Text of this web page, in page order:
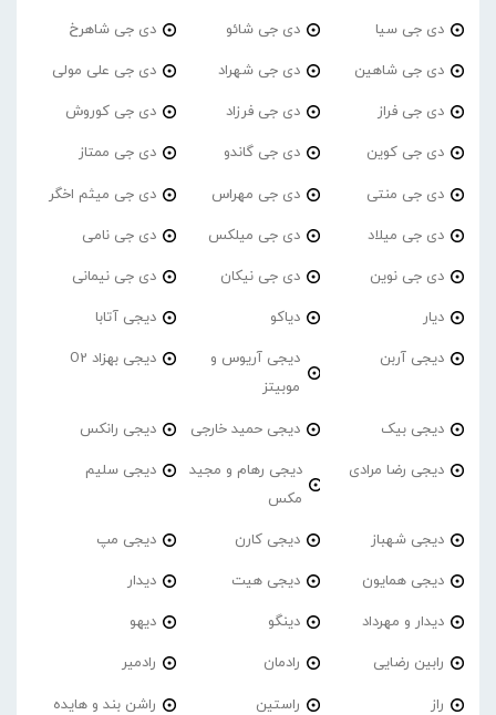
دی جی سیا دی جی شائو دی جی شاهرخ
دی جی شاهین دی جی شهراد دی جی علی مولی
دی جی فراز دی جی فرزاد دی جی کوروش
دی جی کوین دی جی گاندو دی جی ممتاز
دی جی منتی دی جی مهراس دی جی میثم اخگر
دی جی میلاد دی جی میلکس دی جی نامی
دی جی نوین دی جی نیکان دی جی نیمانی
دیار دیاکو دیجی آتابا
دیجی آربن
دیجی آریوس و
موبیتز
دیجی بهزاد O2
دیجی بیک دیجی حمید خارجی دیجی رانکس
دیجی رضا مرادی
دیجی رهام و مجید
مکس
دیجی سلیم
دیجی شهباز دیجی کارن دیجی مپ
دیجی همایون دیجی هیت دیدار
دیدار و مهرداد دینگو دیهو
رابین رضایی رادمان رادمیر
راز راستین راشن بند و هایده